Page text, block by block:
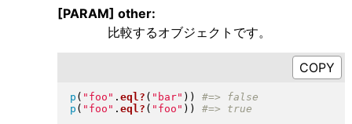
[PARAM] other:
比較するオブジェクトです。
p ( " foo " . eql? ( " bar" ) )
p ( " foo " . eql? ( " foo " ) )